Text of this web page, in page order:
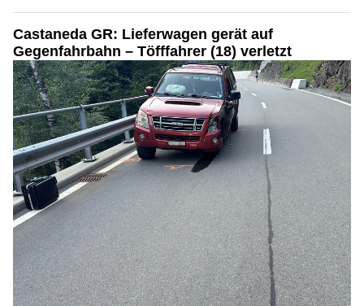
Castaneda GR: Lieferwagen gerät auf
Gegenfahrbahn – Töfffahrer (18) verletzt